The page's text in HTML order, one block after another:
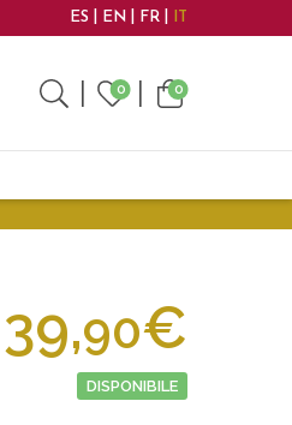
ES EN FR IT
0 0
39,90€
DISPONIBILE